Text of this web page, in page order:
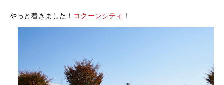
やっと着きました！ コクーンシティ ！